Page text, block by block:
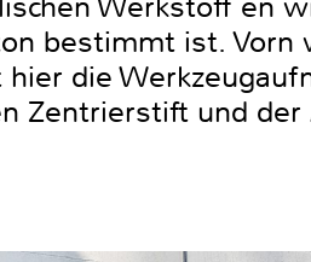
bestimmt ist.
die
Zentrierstift und